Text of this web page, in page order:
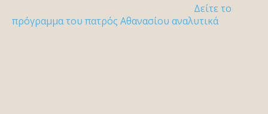
Δείτε το
πρόγραμμα του πατρός Αθανασίου αναλυτικά